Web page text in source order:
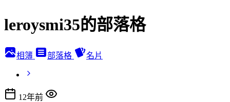
leroysmi35的部落格
相簿 部落格 名片
12年前